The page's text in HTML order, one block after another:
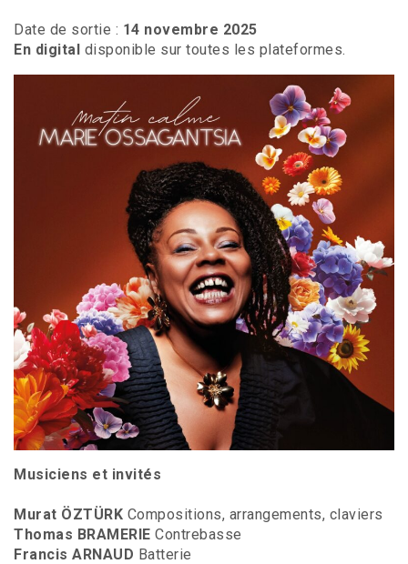
Date de sortie : 14 novembre 2025
En digital disponible sur toutes les plateformes.
Musiciens et invités
Murat ÖZTÜRK Compositions, arrangements, claviers
Thomas BRAMERIE Contrebasse
Francis ARNAUD Batterie